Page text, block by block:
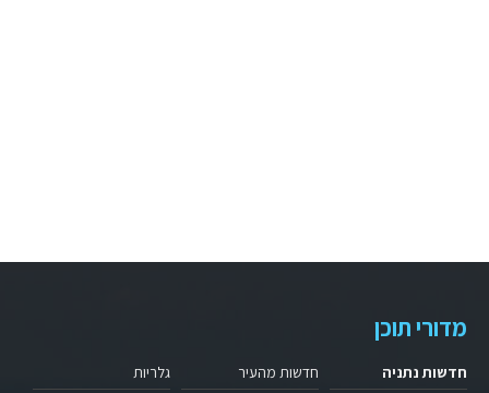
מדורי תוכן
חדשות נתניה
חדשות מהעיר
גלריות